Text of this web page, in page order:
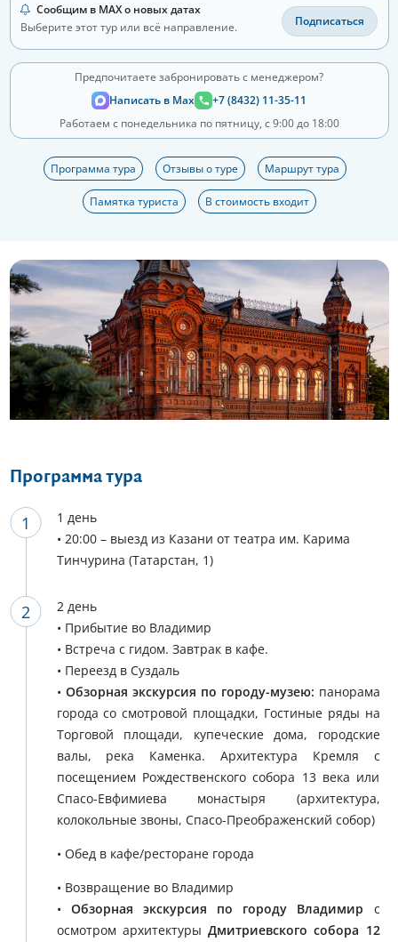
Сообщим в MAX о новых датах
Выберите этот тур или всё направление.
Подписаться
Предпочитаете забронировать с менеджером?
Написать в Max
+7 (8432) 11-35-11
Работаем с понедельника по пятницу, с 9:00 до 18:00
Программа тура Отзывы о туре Маршрут тура
Памятка туриста В стоимость входит
Еще 14 фото
Программа тура
1 день
• 20:00 – выезд из Казани от театра им. Карима
Тинчурина (Татарстан, 1)
2 день
• Прибытие во Владимир
• Встреча с гидом. Завтрак в кафе.
• Переезд в Суздаль
• Обзорная экскурсия по городу-музею: панорама
города со смотровой площадки, Гостиные ряды на
Торговой площади, купеческие дома, городские
валы, река Каменка. Архитектура Кремля с
посещением Рождественского собора 13 века или
Спасо-Евфимиева монастыря (архитектура,
колокольные звоны, Спасо-Преображенский собор)
• Обед в кафе/ресторане города
• Возвращение во Владимир
• Обзорная экскурсия по городу Владимир с
осмотром архитектуры Дмитриевского собора 12